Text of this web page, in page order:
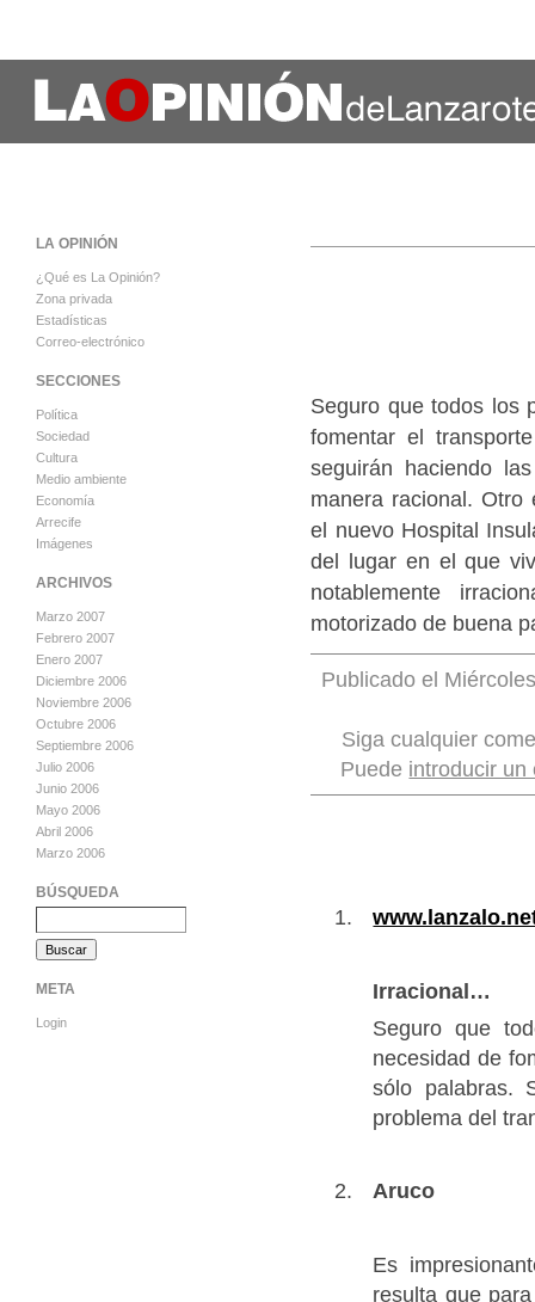
Seguro que todos los
fomentar el
seguirán haciendo
manera racional. Otro
el nuevo Hospital
del lugar en el que
notablemente
motorizado de buena
Publicado el
Siga cualquier
Puede introducir un
Irracional…
Seguro que
necesidad de
sólo palabras.
problema del
Aruco
Es
resulta que
LA OPINIÓN
¿Qué es La Opinión?
Zona privada
Estadísticas
Correo-electrónico
SECCIONES
Política
Sociedad
Cultura
Medio ambiente
Economía
Arrecife
Imágenes
ARCHIVOS
Marzo 2007
Febrero 2007
Enero 2007
Diciembre 2006
Noviembre 2006
Octubre 2006
Septiembre 2006
Julio 2006
Junio 2006
Mayo 2006
Abril 2006
Marzo 2006
BÚSQUEDA
META
Login